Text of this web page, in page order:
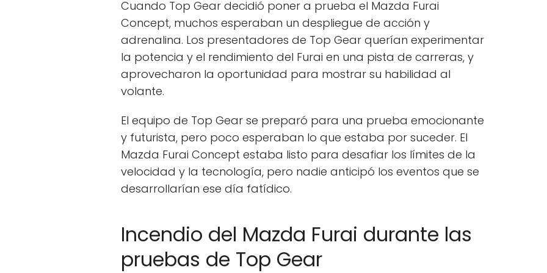
Cuando Top Gear decidió poner a prueba el Mazda Furai
Concept, muchos esperaban un despliegue de acción y
adrenalina. Los presentadores de Top Gear querían experimentar
la potencia y el rendimiento del Furai en una pista de carreras, y
aprovecharon la oportunidad para mostrar su habilidad al
volante.
El equipo de Top Gear se preparó para una prueba emocionante
y futurista, pero poco esperaban lo que estaba por suceder. El
Mazda Furai Concept estaba listo para desafiar los límites de la
velocidad y la tecnología, pero nadie anticipó los eventos que se
desarrollarían ese día fatídico.
Incendio del Mazda Furai durante las
pruebas de Top Gear